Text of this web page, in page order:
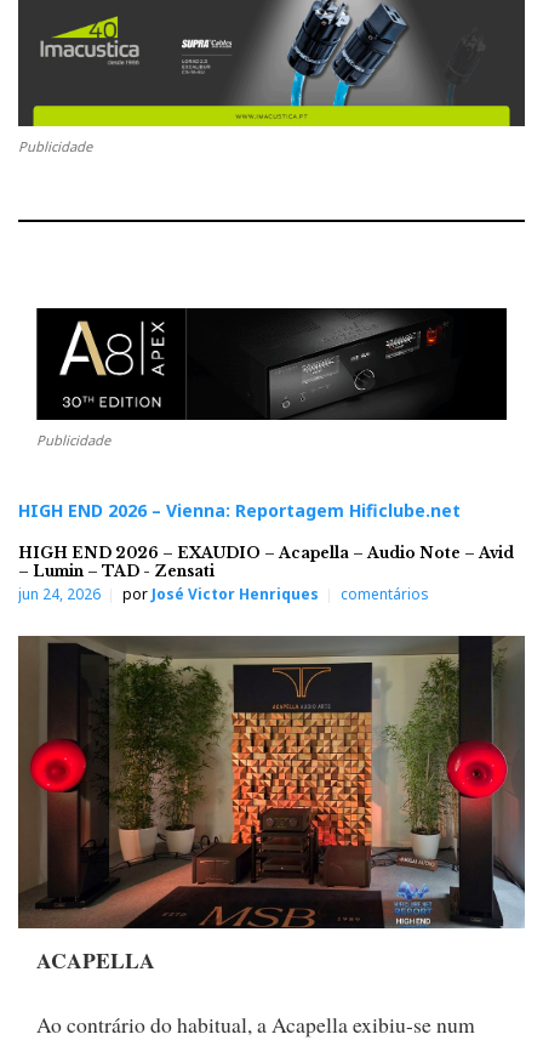
Publicidade
Publicidade
HIGH END 2026 – Vienna: Reportagem Hificlube.net
HIGH END 2026 – EXAUDIO – Acapella – Audio Note – Avid
– Lumin – TAD - Zensati
jun 24, 2026 por José Victor Henriques comentários
ACAPELLA
Ao contrário do habitual, a Acapella exibiu-se num